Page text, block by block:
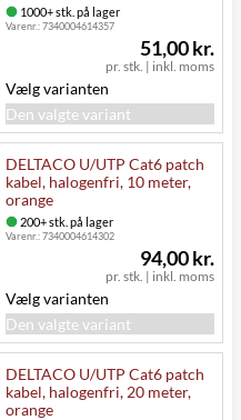
1000+ stk. på lager
Varenr.:7340004614357
pr. stk. | inkl. moms
51,00 kr.
Vælg varianten
Den valgte variant
DELTACO U/UTP Cat6 patch
kabel, halogenfri, 10 meter,
orange
200+ stk. på lager
Varenr.:7340004614302
pr. stk. | inkl. moms
94,00 kr.
Vælg varianten
Den valgte variant
DELTACO U/UTP Cat6 patch
kabel, halogenfri, 20 meter,
orange